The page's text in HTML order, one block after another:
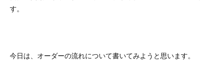
す。
今日は、オーダーの流れについて書いてみようと思います。